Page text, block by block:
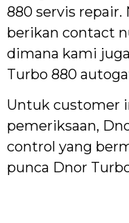
880 servis repair.
berikan contact
dimana kami
Turbo 880
Untuk customer
pemeriksaan,
control yang
punca Dnor